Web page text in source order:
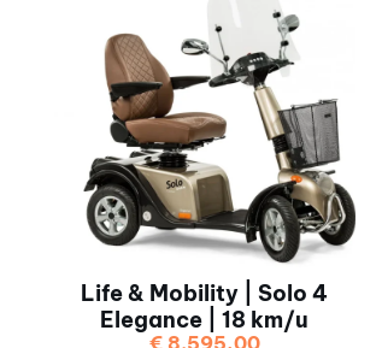
Life & Mobility | Solo 4
Elegance | 18 km/u
€8.595,00